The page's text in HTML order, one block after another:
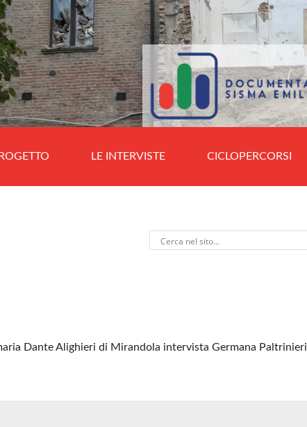
LE INTERVISTE CICLOPERCORSI
Dante Alighieri di Mirandola intervista Germana Paltrinieri